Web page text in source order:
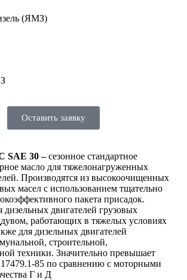
(ЯМЗ)
Оставить заявку
SAE 30 –сезонное стандартное
масло для тяжелонагруженных
Производятся из высокоочищенных
масел с использованием тщательно
пакета присадок.
дизельных двигателей грузовых
работающих в тяжелых условиях
для дизельных двигателей
строительной,
техники. Значительно превышает
85 по сравнению с моторными
Г и Д